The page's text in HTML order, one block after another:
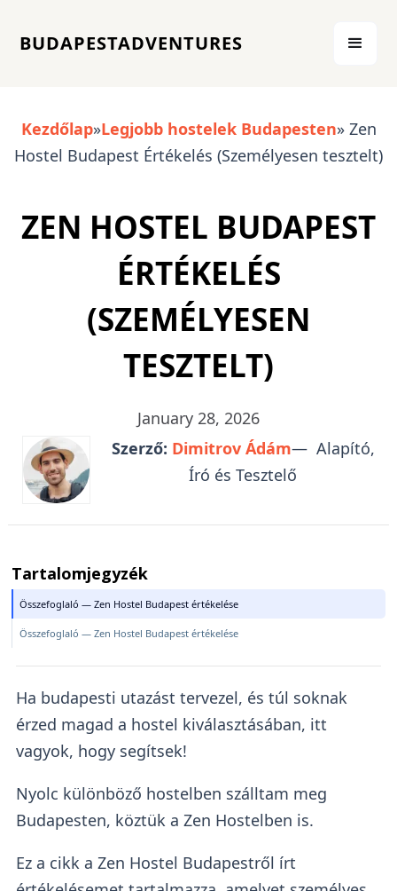
BUDAPESTADVENTURES
Kezdőlap»Legjobb hostelek Budapesten» Zen
Hostel Budapest Értékelés (Személyesen tesztelt)
ZEN HOSTEL BUDAPEST
ÉRTÉKELÉS
(SZEMÉLYESEN
TESZTELT)
January 28, 2026
Szerző: Dimitrov Ádám— Alapító,
Író és Tesztelő
Tartalomjegyzék
Összefoglaló — Zen Hostel Budapest értékelése
Összefoglaló — Zen Hostel Budapest értékelése
Ha budapesti utazást tervezel, és túl soknak
érzed magad a hostel kiválasztásában, itt
vagyok, hogy segítsek!
Nyolc különböző hostelben szálltam meg
Budapesten, köztük a Zen Hostelben is.
Ez a cikk a Zen Hostel Budapestről írt